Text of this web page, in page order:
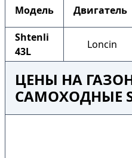
Модель Двигатель
Shtenli
43L
Loncin
ЦЕНЫ НА
САМОХОДНЫЕ